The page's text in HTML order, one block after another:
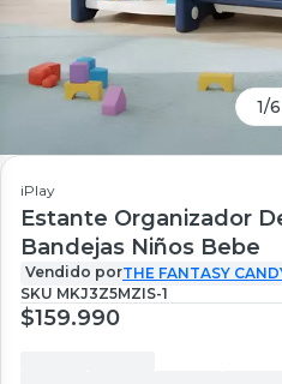
1/6
iPlay
Estante Organizador
Bandejas Niños Bebe
Vendido porTHE FANTASY
SKU MKJ3Z5MZIS-1
$159.990